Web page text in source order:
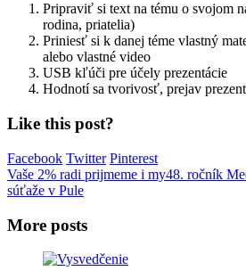
Pripraviť si text na tému o svojom
rodina, priatelia)
Priniesť si k danej téme vlastný
alebo vlastné video
USB kľúči pre účely prezentácie
Hodnotí sa tvorivosť, prejav
Like this post?
Facebook Twitter Pinterest
Vaše 2% radi prijmeme i my48. ročník
súťaže v Pule
More posts